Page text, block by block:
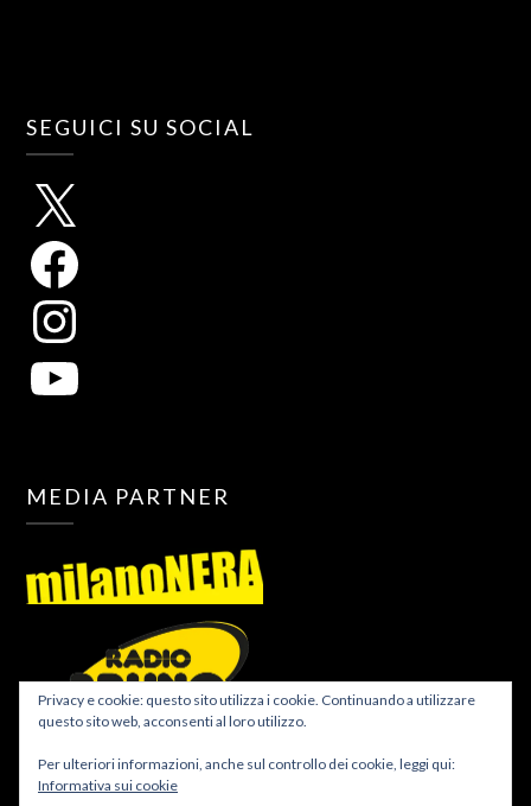
SEGUICI SU SOCIAL
MEDIA PARTNER
Privacy e cookie: questo sito utilizza i cookie. Continuando a utilizzare
questo sito web, acconsenti al loro utilizzo.
Per ulteriori informazioni, anche sul controllo dei cookie, leggi qui:
Informativa sui cookie